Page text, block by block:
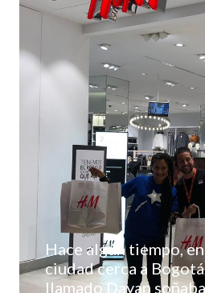
Hace algún tiempo,
ciudad cerca a
llamado Dayan soñaba